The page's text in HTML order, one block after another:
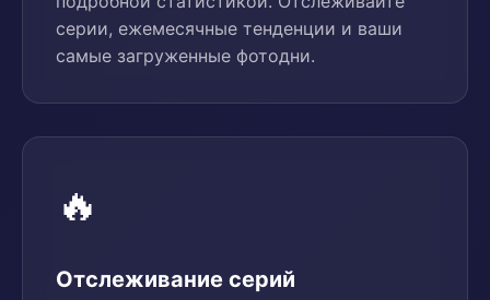
серии, ежемесячные тенденции и ваши
самые загруженные фотодни.
🔥
Отслеживание серий